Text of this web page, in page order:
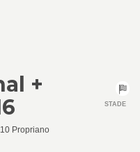
+
Propriano
STADE